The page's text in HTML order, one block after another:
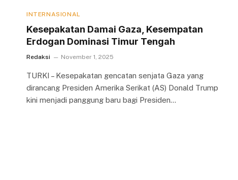
INTERNASIONAL
Kesepakatan Damai Gaza, Kesempatan
Erdogan Dominasi Timur Tengah
Redaksi November 1, 2025
TURKI – Kesepakatan gencatan senjata Gaza yang
dirancang Presiden Amerika Serikat (AS) Donald Trump
kini menjadi panggung baru bagi Presiden…